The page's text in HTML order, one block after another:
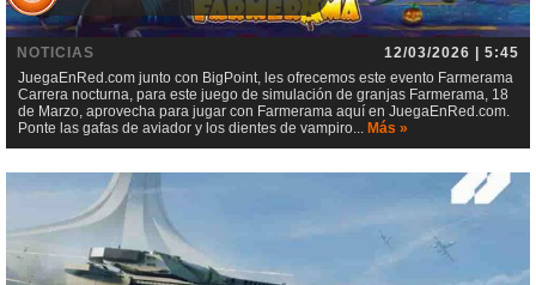
NOTICIAS
12/03/2026 | 5:45
JuegaEnRed.com junto con BigPoint, les ofrecemos este evento Farmerama
Carrera nocturna, para este juego de simulación de granjas Farmerama, 18
de Marzo, aprovecha para jugar con Farmerama aquí en JuegaEnRed.com.
Ponte las gafas de aviador y los dientes de vampiro... Más »